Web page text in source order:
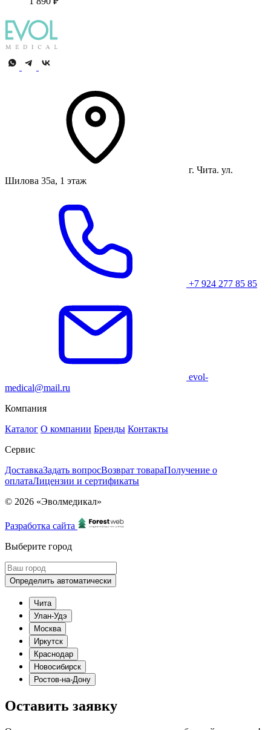
г. Чита. ул.
Шилова 35а, 1 этаж
+7 924 277 85 85
evol-
medical@mail.ru
Компания
Каталог О компании Бренды Контакты
Сервис
ДоставкаЗадать вопросВозврат товараПолучение о
оплатаЛицензии и сертификаты
© 2026 «Эволмедикал»
Разработка сайта
Выберите город
Определить автоматически
Чита
Улан-Удэ
Москва
Иркутск
Краснодар
Новосибирск
Ростов-на-Дону
Оставить заявку